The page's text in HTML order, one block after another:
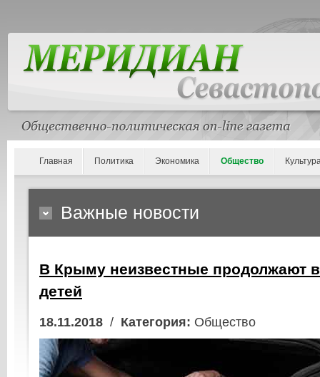
Главная Политика Экономика Общество
Важные новости
В Крыму неизвестные продолжают
детей
18.11.2018 / Категория: Общество